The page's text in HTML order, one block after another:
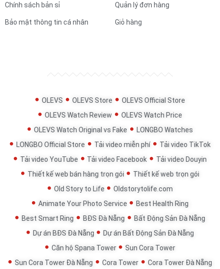
Chính sách bản sỉ
Bảo mật thông tin cá nhân
Quản lý đơn hàng
Giỏ hàng
OLEVS OLEVS Store
OLEVS Official Store
OLEVS Watch Review
OLEVS Watch Price
OLEVS Watch Original vs Fake
LONGBO Watches
LONGBO Official Store
Tải video miễn phí
Tải video TikTok
Tải video YouTube
Tải video Facebook
Tải video Douyin
Thiết kế web bán hàng trọn gói
Thiết kế web trọn gói
Old Story to Life
Oldstorytolife.com
Animate Your Photo Service
Best Health Ring
Best Smart Ring
BĐS Đà Nẵng
Bất Động Sản Đà Nẵng
Dự án BĐS Đà Nẵng
Dự án Bất Động Sản Đà Nẵng
Căn hộ Spana Tower
Sun Cora Tower
Sun Cora Tower Đà Nẵng
Cora Tower
Cora Tower Đà Nẵng